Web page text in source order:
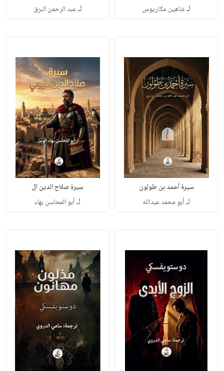
لـشاهين مكاريوس لـعبد الرحمن البرق
سيرة أحمد بن طولون
لـأبو محمد عبدالله
سيرة صلاح الدين ال
لـأبو المحاسن بهاء